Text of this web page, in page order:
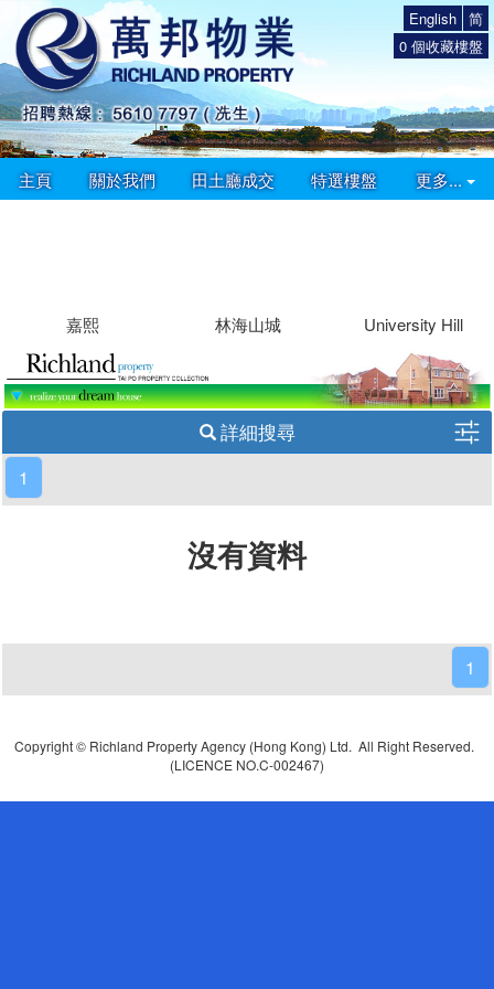
简
English
0 個收藏樓盤
主頁 關於我們 田土廳成交 特選樓盤 更多...
嘉熙 林海山城 University Hill
詳細搜尋
1
沒有資料
1
Copyright © Richland Property Agency (Hong Kong) Ltd. All Right Reserved.
(LICENCE NO.C-002467)